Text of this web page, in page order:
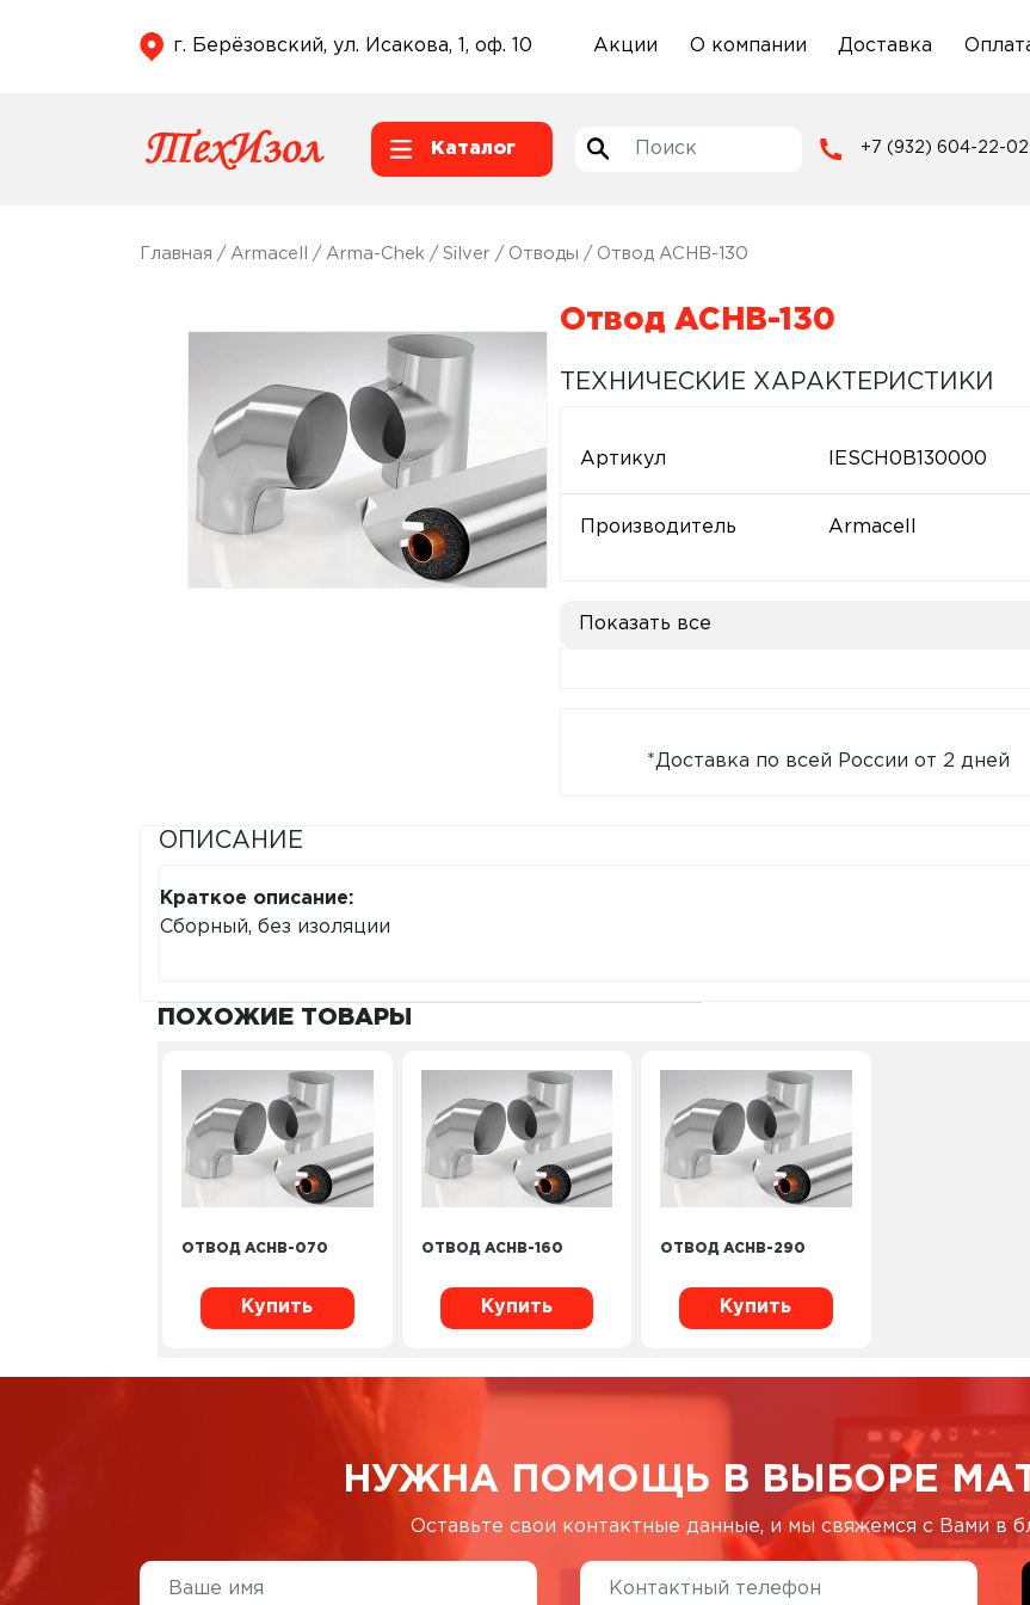
г. Берёзовский, ул. Исакова, 1, оф. 10 Акции О компании Доставка
Каталог +7 (932) 604-22-02
Главная / Armacell / Arma-Chek / Silver / Отводы / Отвод ACHB-130
Отвод ACHB-130
ТЕХНИЧЕСКИЕ ХАРАКТЕРИСТИКИ
Артикул IESCH0B130000
Производитель Armacell
Показать все
*Доставка по всей России от 2 дней
ОПИСАНИЕ
Краткое описание:
Сборный, без изоляции
ПОХОЖИЕ ТОВАРЫ
ОТВОД ACHB-070
Купить
ОТВОД ACHB-160
Купить
ОТВОД ACHB-290
Купить
НУЖНА ПОМОЩЬ В ВЫБОРЕ
Оставьте свои контактные данные, и мы свяжемся с Вами в